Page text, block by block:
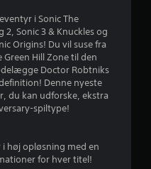
e
r
i
g
i Sonic The
2, Sonic 3 & Knuckles og
Origins! Du vil suse fra
Hill Zone til den
Doctor Robtniks
Denne nyeste
du kan udforske, ekstra
spiltype!
i høj opløsning med en
for hver titel!